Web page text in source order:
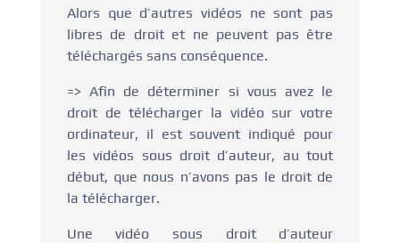
Alors que d’autres vidéos ne sont pas
libres de droit et ne peuvent pas être
téléchargés sans conséquence.
=> Afin de déterminer si vous avez le
droit de télécharger la vidéo sur votre
ordinateur, il est souvent indiqué pour
les vidéos sous droit d’auteur, au tout
début, que nous n’avons pas le droit de
la télécharger.
Une vidéo sous droit d’auteur